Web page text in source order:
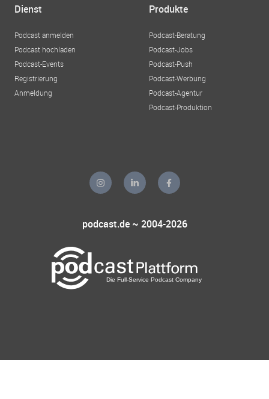
Dienst
Podcast anmelden
Podcast hochladen
Podcast-Events
Registrierung
Anmeldung
Produkte
Podcast-Beratung
Podcast-Jobs
Podcast-Push
Podcast-Werbung
Podcast-Agentur
Podcast-Produktion
podcast.de ~ 2004-2026